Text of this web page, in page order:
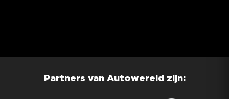
Partners van Autowereld zijn: